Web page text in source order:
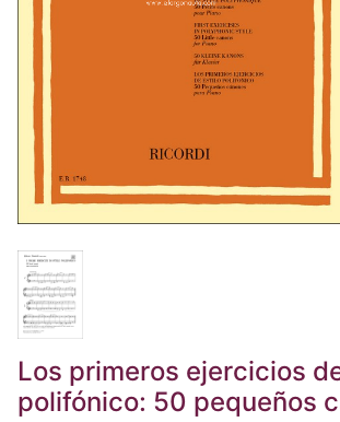
Los primeros ejercicios
polifónico: 50 pequeños